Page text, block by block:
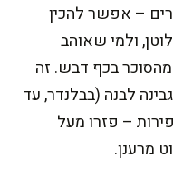
– אפשר להכין
ולמי שאוהב
בכף דבש. זה
לבנה (בבלנדר, עד
– פזרו מעל
מרענן.